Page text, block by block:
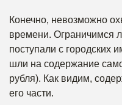
Конечно, невозможно
времени. Ограничимся
поступали с городских
шли на содержание
рубля). Как видим,
его части.